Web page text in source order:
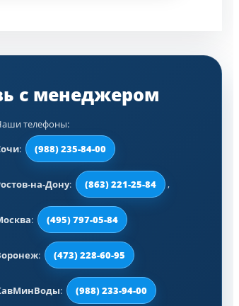
телефоны:
: (988) 235-84-00
на-Дону: (863) 221-25-84 ,
: (495) 797-05-84
: (473) 228-60-95
: (988) 233-94-00